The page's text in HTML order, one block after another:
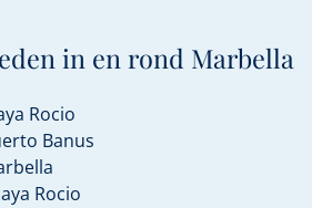
in en rond Marbella
Rocio
Banus
Rocio